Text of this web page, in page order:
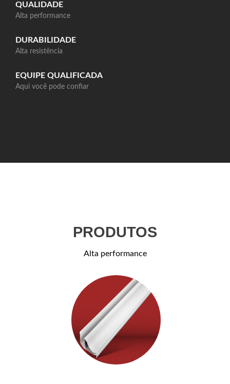
QUALIDADE
Alta performance
DURABILIDADE
Alta resistência
EQUIPE QUALIFICADA
Aqui você pode confiar
PRODUTOS
Alta performance